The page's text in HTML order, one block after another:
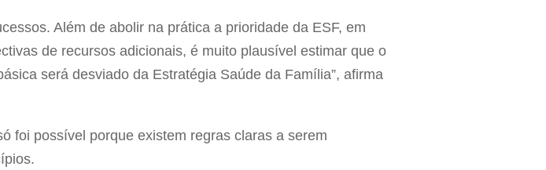
Além de abolir na prática a prioridade da ESF, em
de recursos adicionais, é muito plausível estimar que o
será desviado da Estratégia Saúde da Família”, afirma
foi possível porque existem regras claras a serem